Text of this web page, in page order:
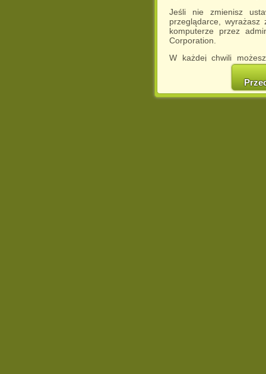
Jeśli nie zmienisz
przeglądarce,
komputerze przez
Corporation.
W każdej chwili
cookies w swojej
w naszej
http://chomikuj.pl/